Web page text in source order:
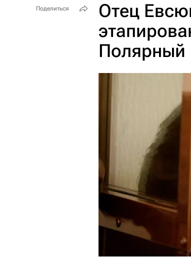
Отец
Полярный
Поделиться